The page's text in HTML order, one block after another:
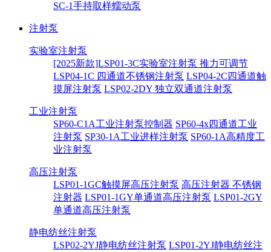
SC-1手持取样蠕动泵
注射泵
实验室注射泵
[2025新款]LSP01-3C实验室注射泵 推力可调节
LSP04-1C 四通道不锈钢注射泵 LSP04-2C四通道触
摸屏注射泵 LSP02-2DY 独立双通道注射泵
工业注射泵
SP60-C1A工业注射泵控制器 SP60-4x四通道工业
注射泵 SP30-1A工业进样注射泵 SP60-1A高精度工
业注射泵
高压注射泵
LSP01-1GC触摸屏高压注射泵 高压注射器 不锈钢
注射器 LSP01-1GY单通道高压注射泵 LSP01-2GY
单通道高压注射泵
静电纺丝注射泵
LSP02-2YJ静电纺丝注射泵 LSP01-2YJ静电纺丝注